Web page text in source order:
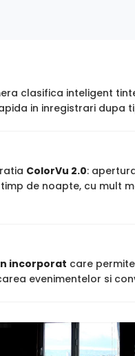
clasifica inteligent
in inregistrari dupa
ColorVu 2.0:
de noapte, cu mult
incorporat care
evenimentelor si